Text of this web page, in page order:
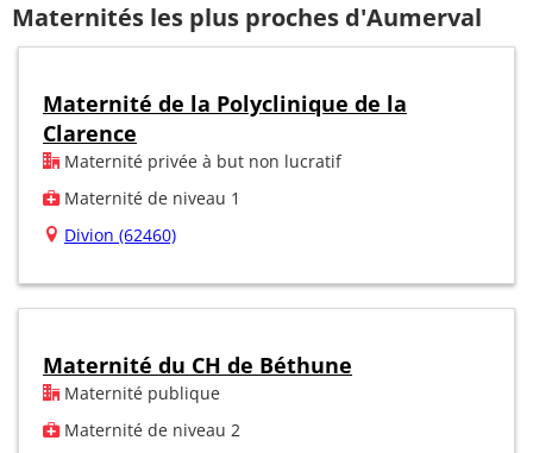
Maternités les plus proches d'Aumerval
Maternité de la Polyclinique de la
Clarence
Maternité privée à but non lucratif
Maternité de niveau 1
Divion (62460)
Maternité du CH de Béthune
Maternité publique
Maternité de niveau 2